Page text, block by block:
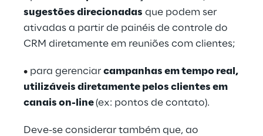
sugestões direcionadas que podem ser
ativadas a partir de painéis de controle do
CRM diretamente em reuniões com clientes;
• para gerenciar campanhas em tempo real,
utilizáveis diretamente pelos clientes em
canais on-line(ex: pontos de contato).
Deve-se considerar também que, ao